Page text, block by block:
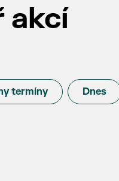
akcí
termíny Dnes